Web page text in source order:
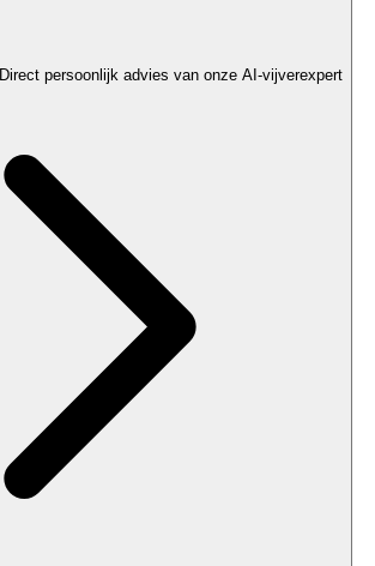
Direct persoonlijk advies van onze AI-vijverexpert